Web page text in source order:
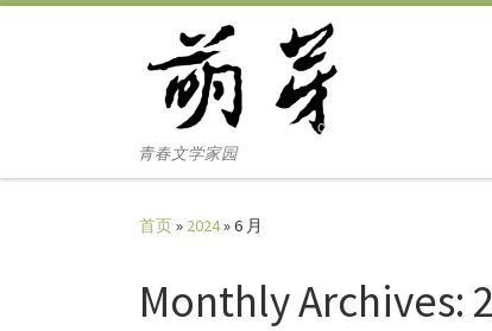
青春文学家园
首页» 2024»6 月
Monthly Archives: